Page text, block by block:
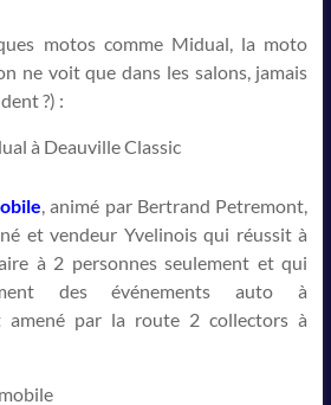
motos comme Midual, la moto
ne voit que dans les salons, jamais
?) :
, animé par Bertrand Petremont,
et vendeur Yvelinois qui réussit à
à 2 personnes seulement et qui
des événements auto à
amené par la route 2 collectors à